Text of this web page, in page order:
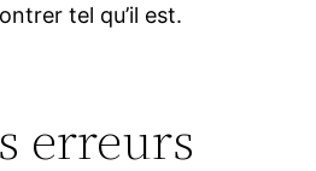
tel qu’il est.
erreurs